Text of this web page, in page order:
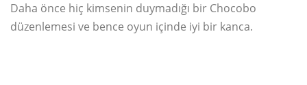
Daha önce hiç kimsenin duymadığı bir Chocobo
düzenlemesi ve bence oyun içinde iyi bir kanca.